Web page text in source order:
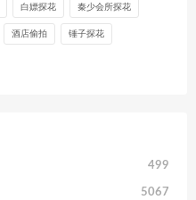
白嫖探花 秦少会所探花
酒店偷拍 锤子探花
499
5067